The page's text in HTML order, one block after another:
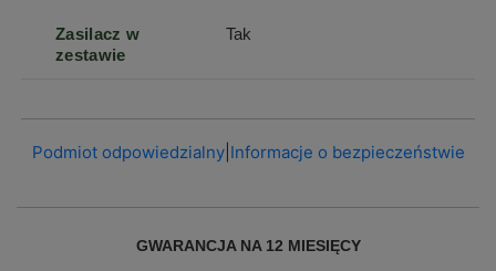
Zasilacz w
zestawie
Tak
Podmiot odpowiedzialny| Informacje o bezpieczeństwie
GWARANCJA NA 12 MIESIĘCY